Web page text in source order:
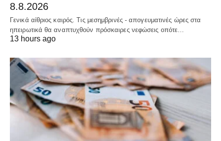
8.8.2026
Γενικά αίθριος καιρός. Τις μεσημβρινές - απογευματινές ώρες στα
ηπειρωτικά θα αναπτυχθούν πρόσκαιρες νεφώσεις οπότε…
13 hours ago